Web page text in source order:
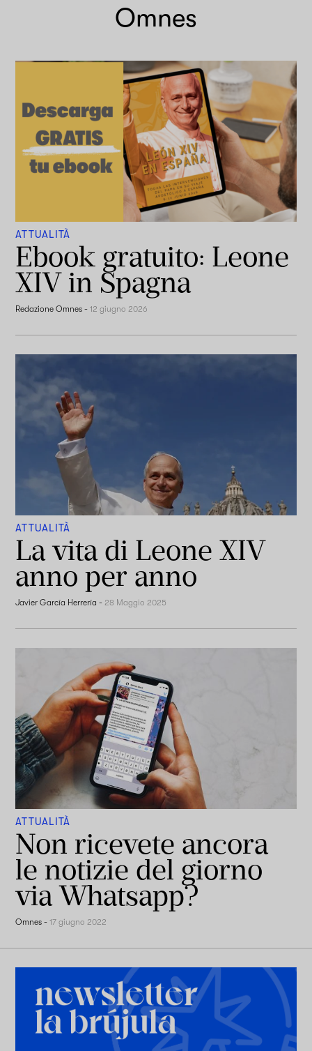
Omnes
ATTUALITÀ
Ebook gratuito: Leone
XIV in Spagna
Redazione Omnes -12 giugno 2026
ATTUALITÀ
La vita di Leone XIV
anno per anno
Javier García Herrería -28 Maggio 2025
ATTUALITÀ
Non ricevete ancora
le notizie del giorno
via Whatsapp?
Omnes -17 giugno 2022